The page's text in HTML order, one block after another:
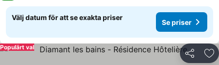
Välj datum för att se exakta priser
Se priser
Dela
Populärt val